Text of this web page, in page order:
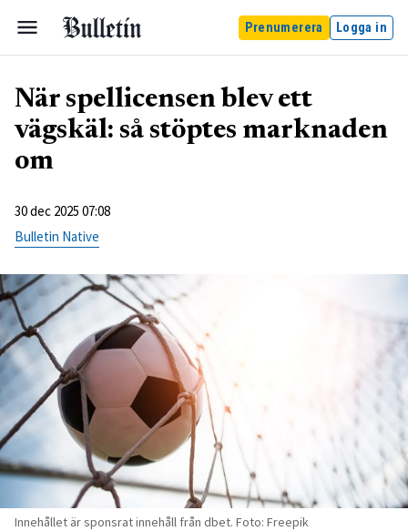
Prenumerera Logga in
När spellicensen blev ett
vägskäl: så stöptes marknaden
om
30 dec 2025 07:08
Bulletin Native
Innehållet är sponsrat innehåll från dbet. Foto: Freepik